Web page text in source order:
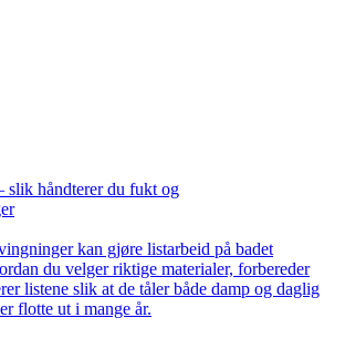
slik håndterer du fukt og
kan gjøre listarbeid på badet
du velger riktige materialer, forbereder
listene slik at de tåler både damp og daglig
flotte ut i mange år.